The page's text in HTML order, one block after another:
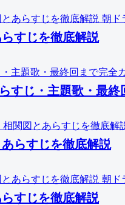
朝ド
すじを徹底解説
すじ・主題歌・最終
らすじを徹底解説
朝ド
すじを徹底解説